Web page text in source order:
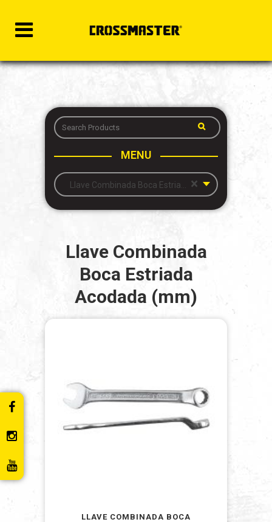
MENU
×
Llave Combinada Boca Estriada Acodada (mm)
Llave Combinada
Boca Estriada
Acodada (mm)
LLAVE COMBINADA BOCA